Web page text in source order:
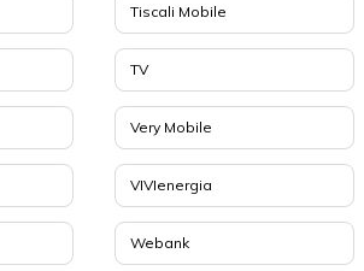
Tiscali Mobile
TV
Very Mobile
VIVIenergia
Webank